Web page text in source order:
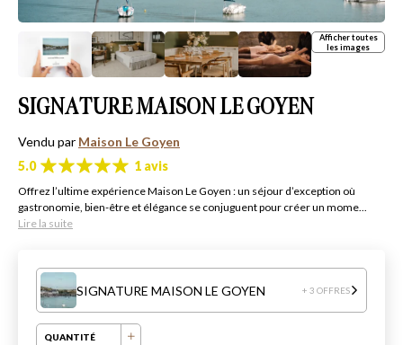
Afficher toutes
les images
SIGNATURE MAISON LE GOYEN
Vendu par Maison Le Goyen
5.0
1 avis
Offrez l’ultime expérience Maison Le Goyen : un séjour d’exception où
gastronomie, bien-être et élégance se conjuguent pour créer un mome...
Lire la suite
SIGNATURE MAISON LE GOYEN + 3 OFFRES
QUANTITÉ